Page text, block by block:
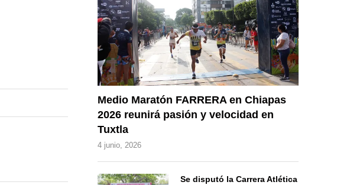
Medio Maratón FARRERA en Chiapas
2026 reunirá pasión y velocidad en
Tuxtla
4 junio, 2026
Se disputó la Carrera Atlética